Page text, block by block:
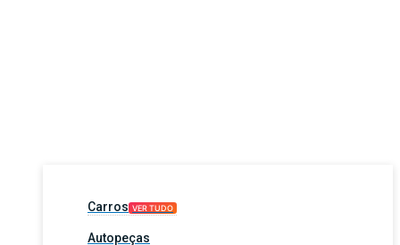
Carros VER TUDO
Autopeças